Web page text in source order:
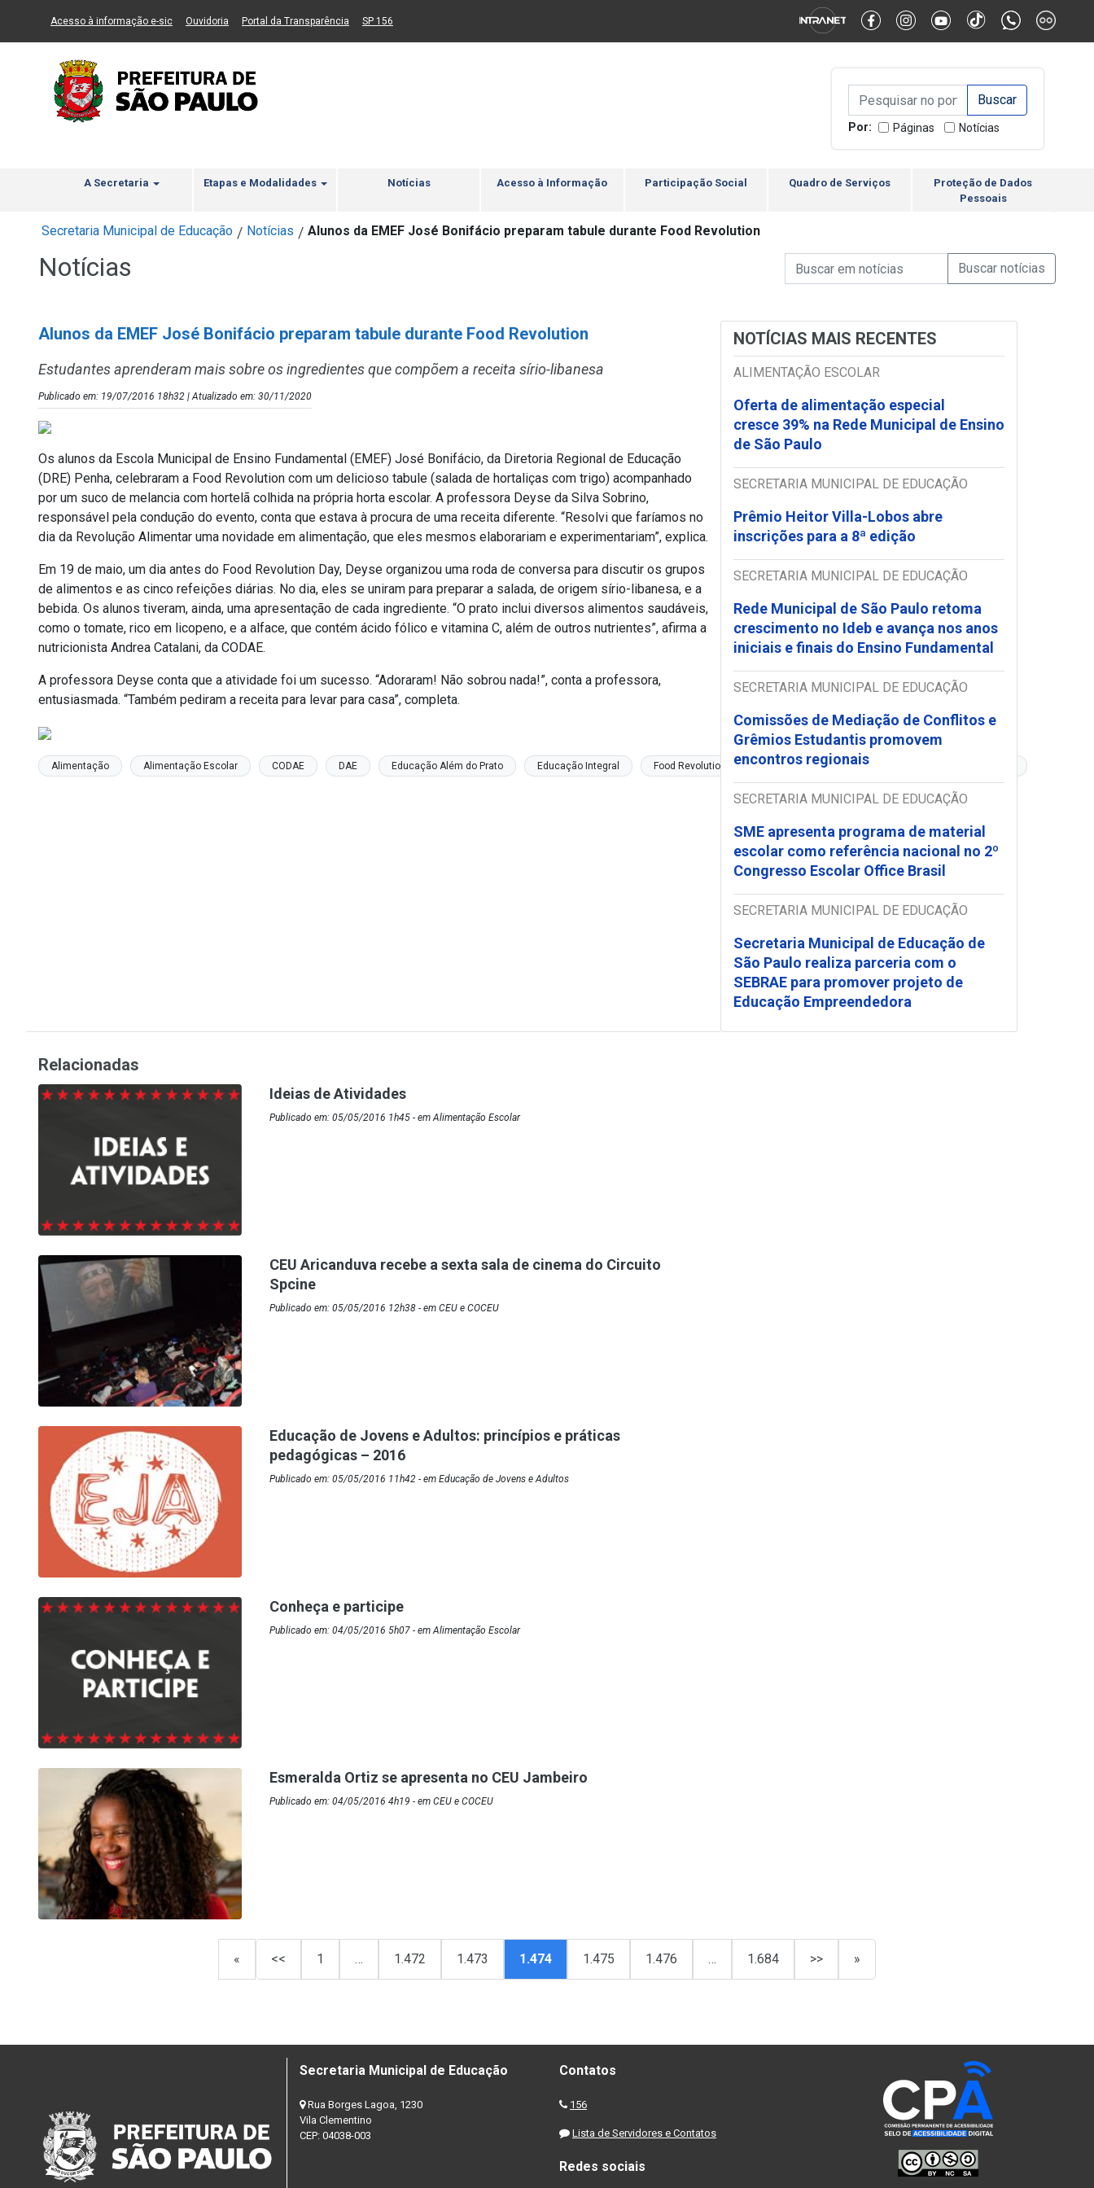
Ir ao Conteúdo Ir para menu principal 2 Ir para busca Ir para rodapé Alternar Alto Contraste Alternar Tamanho da Fonte
Acesso à informação e-sic(Link para um novo sítio)
Ouvidoria (Link para um novo sítio)
Portal da Transparência (Link para um novo sítio)
SP 156
Campo de Busca de
Campo de Busca de informaçõesEnviar a Busca
Por: Páginas Notícias
A Secretaria Etapas e Modalidades Notícias Acesso à Informação Participação Social Quadro de Serviços
Proteção de Dados
Pessoais
Secretaria Municipal de Educação / Notícias / Alunos da EMEF José Bonifácio preparam tabule durante Food Revolution
Notícias Campo de Busca de Notícias
Campo de Busca de informaçõesEnviar a Busca de
Alunos da EMEF José Bonifácio preparam tabule durante Food Revolution
Estudantes aprenderam mais sobre os ingredientes que compõem a receita sírio-libanesa
Publicado em: 19/07/2016 18h32 | Atualizado em: 30/11/2020
Os alunos da Escola Municipal de Ensino Fundamental (EMEF) José Bonifácio, da Diretoria Regional de Educação
(DRE) Penha, celebraram a Food Revolution com um delicioso tabule (salada de hortaliças com trigo) acompanhado
por um suco de melancia com hortelã colhida na própria horta escolar. A professora Deyse da Silva Sobrino,
responsável pela condução do evento, conta que estava à procura de uma receita diferente. “Resolvi que faríamos no
dia da Revolução Alimentar uma novidade em alimentação, que eles mesmos elaborariam e experimentariam”, explica.
Em 19 de maio, um dia antes do Food Revolution Day, Deyse organizou uma roda de conversa para discutir os grupos
de alimentos e as cinco refeições diárias. No dia, eles se uniram para preparar a salada, de origem sírio-libanesa, e a
bebida. Os alunos tiveram, ainda, uma apresentação de cada ingrediente. “O prato inclui diversos alimentos saudáveis,
como o tomate, rico em licopeno, e a alface, que contém ácido fólico e vitamina C, além de outros nutrientes”, afirma a
nutricionista Andrea Catalani, da CODAE.
A professora Deyse conta que a atividade foi um sucesso. “Adoraram! Não sobrou nada!”, conta a professora,
entusiasmada. “Também pediram a receita para levar para casa”, completa.
Alimentação Alimentação Escolar CODAE DAE Educação Além do Prato Educação Integral Food Revolution Food Revolution Day
NOTÍCIAS MAIS RECENTES
ALIMENTAÇÃO ESCOLAR
Oferta de alimentação especial
cresce 39% na Rede Municipal de Ensino
de São Paulo
SECRETARIA MUNICIPAL DE EDUCAÇÃO
Prêmio Heitor Villa-Lobos abre
inscrições para a 8ª edição
SECRETARIA MUNICIPAL DE EDUCAÇÃO
Rede Municipal de São Paulo retoma
crescimento no Ideb e avança nos anos
iniciais e finais do Ensino Fundamental
SECRETARIA MUNICIPAL DE EDUCAÇÃO
Comissões de Mediação de Conflitos e
Grêmios Estudantis promovem
encontros regionais
SECRETARIA MUNICIPAL DE EDUCAÇÃO
SME apresenta programa de material
escolar como referência nacional no 2º
Congresso Escolar Office Brasil
SECRETARIA MUNICIPAL DE EDUCAÇÃO
Secretaria Municipal de Educação de
São Paulo realiza parceria com o
SEBRAE para promover projeto de
Educação Empreendedora
Relacionadas
Ideias de Atividades
Publicado em: 05/05/2016 1h45 - em Alimentação Escolar
CEU Aricanduva recebe a sexta sala de cinema do Circuito
Spcine
Publicado em: 05/05/2016 12h38 - em CEU e COCEU
Educação de Jovens e Adultos: princípios e práticas
pedagógicas – 2016
Publicado em: 05/05/2016 11h42 - em Educação de Jovens e Adultos
Conheça e participe
Publicado em: 04/05/2016 5h07 - em Alimentação Escolar
Esmeralda Ortiz se apresenta no CEU Jambeiro
Publicado em: 04/05/2016 4h19 - em CEU e COCEU
« << 1 … 1.472 1.473 1.474 1.475 1.476 … 1.684 >> »
Secretaria Municipal de Educação
Rua Borges Lagoa, 1230
Vila Clementino
CEP: 04038-003
Contatos
156
Lista de Servidores e Contatos
Redes sociais